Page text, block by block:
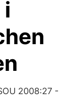
2008:27 -